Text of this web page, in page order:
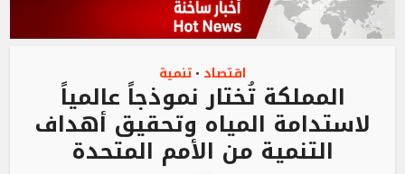
اقتصاد •تنمية
المملكة تُختار نموذجاً عالمياً
لاستدامة المياه وتحقيق أهداف
التنمية من الأمم المتحدة